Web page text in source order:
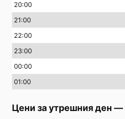
20:00
21:00
22:00
23:00
00:00
01:00
Цени за утрешния ден —